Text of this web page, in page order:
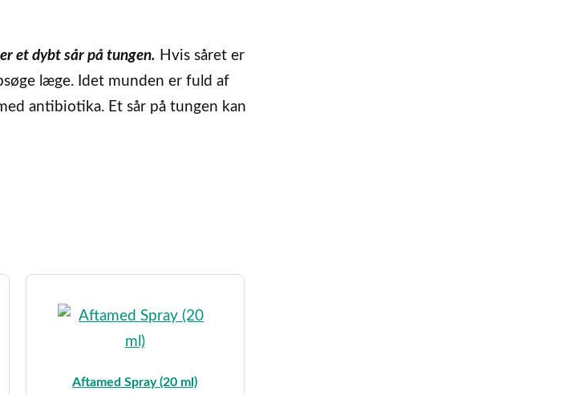
et dybt sår på tungen. Hvis såret er
læge. Idet munden er fuld af
antibiotika. Et sår på tungen kan
Aftamed Spray (20 ml)